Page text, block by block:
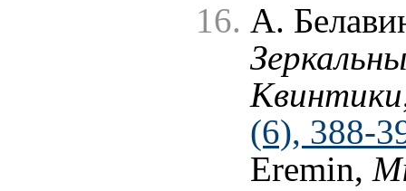
А.
Квинтики
(6), 388-
Eremin,